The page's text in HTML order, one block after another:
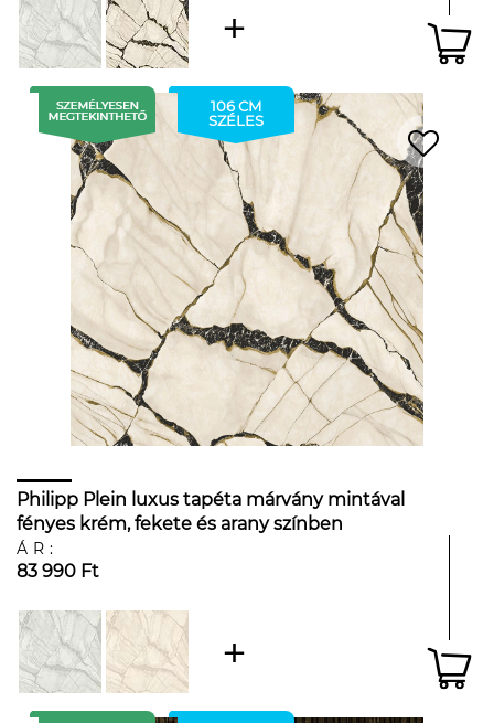
106 CM
SZÉLES
Philipp Plein luxus tapéta márvány mintával
fényes krém, fekete és arany színben
ÁR:
83 990 Ft